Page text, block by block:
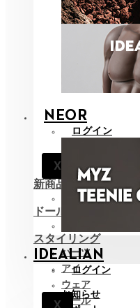
NEOR
ログイン
X サポート
新商品
全て見る
ドール
スタイリング
パーツ
アイ
ウェア
ツール
IDEALIAN
ログイン
X
お知らせ